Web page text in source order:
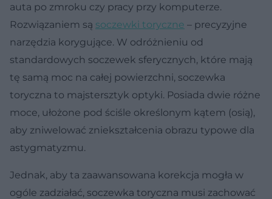
auta po zmroku czy pracy przy komputerze.
Rozwiązaniem są soczewki toryczne – precyzyjne
narzędzia korygujące. W odróżnieniu od
standardowych soczewek sferycznych, które mają
tę samą moc na całej powierzchni, soczewka
toryczna to majstersztyk optyki. Posiada dwie różne
moce, ułożone pod ściśle określonym kątem (osią),
aby zniwelować zniekształcenia obrazu typowe dla
astygmatyzmu.
Jednak, aby ta zaawansowana korekcja mogła w
ogóle zadziałać, soczewka toryczna musi zachować